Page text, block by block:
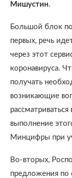
Мишустин.
Большой блок
первых, речь
через этот
коронавируса.
получать
возникающие
выполнение
Минцифры при
Во-вторых,
предложения по